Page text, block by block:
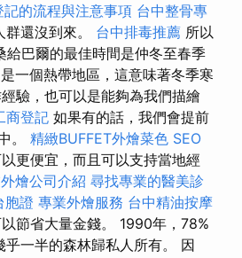
記的流程與注意事項 台中整骨專
還沒到來。 台中排毒推薦 所以
給巴爾的最佳時間是仲冬至春季
一個熱帶地區，這意味著冬季寒
驗，也可以是能夠為我們描繪
商登記 如果有的話，我們會提前
。 精緻BUFFET外燴菜色 SEO
更便宜，而且可以支持當地經
燴公司介紹 尋找專業的醫美診
胞證 專業外燴服務 台中精油按摩
節省大量金錢。 1990年，78%
一半的森林歸私人所有。 因